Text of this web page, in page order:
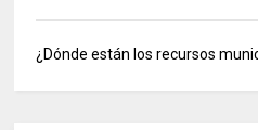
¿Dónde están los recursos